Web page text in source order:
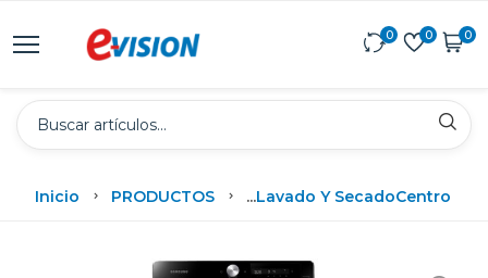
0 0 0
Inicio PRODUCTOS ...Lavado Y SecadoCentro De